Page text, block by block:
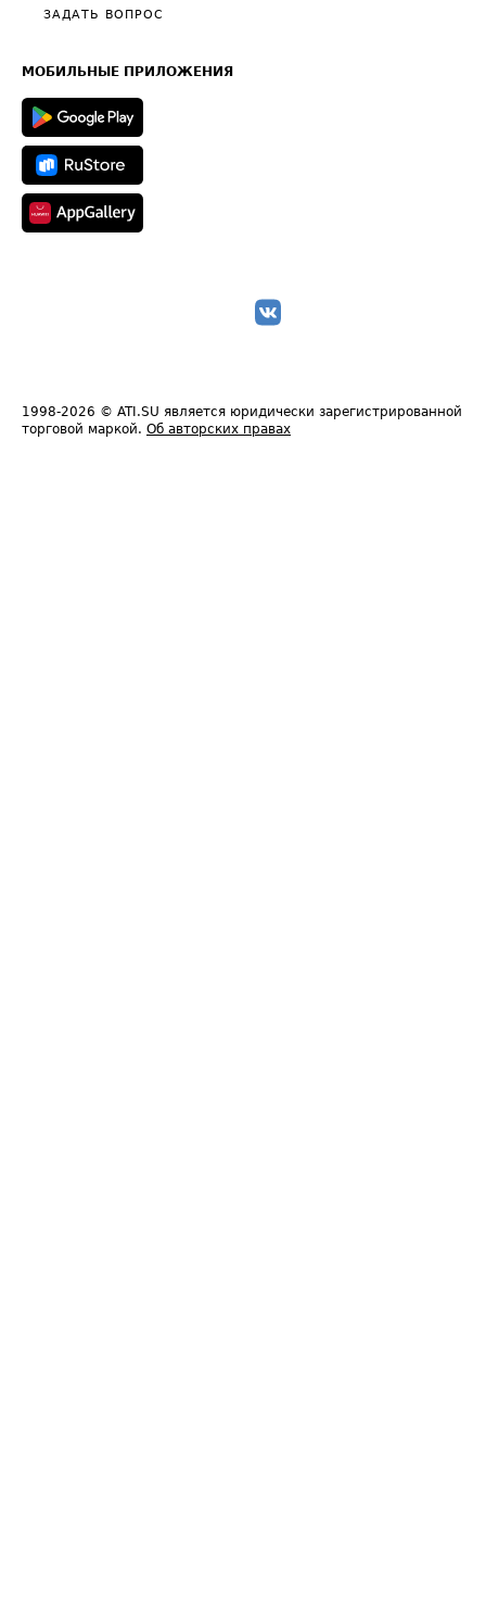
Общие положения
Полезное по перевозкам
Техническая информация
ЗАДАТЬ ВОПРОС
МОБИЛЬНЫЕ ПРИЛОЖЕНИЯ
1998-2026 © ATI.SU является юридически зарегистрированной
торговой маркой. Об авторских правах